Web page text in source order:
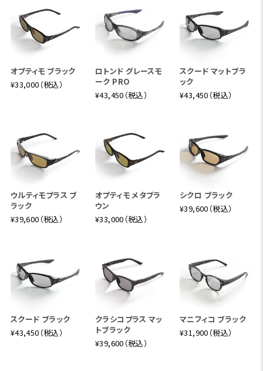
オプティモ ブラック
¥33,000（税込）
ロトンド グレースモ
ーク PRO
¥43,450（税込）
スクード マットブラ
ック
¥43,450（税込）
ウルティモプラス ブ
ラック
¥39,600（税込）
オプティモ メタブラ
ウン
¥33,000（税込）
シクロ ブラック
¥39,600（税込）
スクード ブラック
¥43,450（税込）
クラシコプラス マッ
トブラック
¥39,600（税込）
マニフィコ ブラック
¥31,900（税込）